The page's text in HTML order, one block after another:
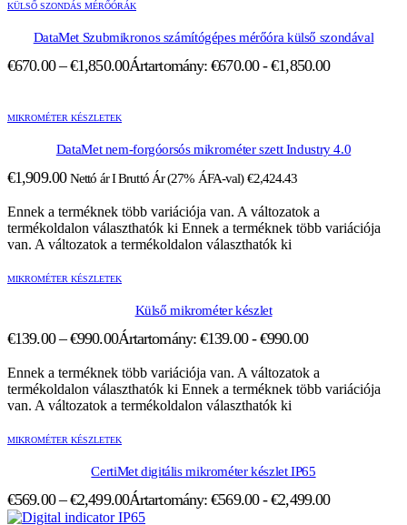
KÜLSŐ SZONDÁS MÉRŐÓRÁK
DataMet Szubmikronos számítógépes mérőóra külső szondával
€670.00 – €1,850.00Ártartomány: €670.00 - €1,850.00
MIKROMÉTER KÉSZLETEK
DataMet nem-forgóorsós mikrométer szett Industry 4.0
€1,909.00 Nettó ár I Bruttó Ár (27% ÁFA-val)€2,424.43
Ennek a terméknek több variációja van. A változatok a
termékoldalon választhatók ki Ennek a terméknek több variációja
van. A változatok a termékoldalon választhatók ki
MIKROMÉTER KÉSZLETEK
Külső mikrométer készlet
€139.00 – €990.00Ártartomány: €139.00 - €990.00
Ennek a terméknek több variációja van. A változatok a
termékoldalon választhatók ki Ennek a terméknek több variációja
van. A változatok a termékoldalon választhatók ki
MIKROMÉTER KÉSZLETEK
CertiMet digitális mikrométer készlet IP65
€569.00 – €2,499.00Ártartomány: €569.00 - €2,499.00